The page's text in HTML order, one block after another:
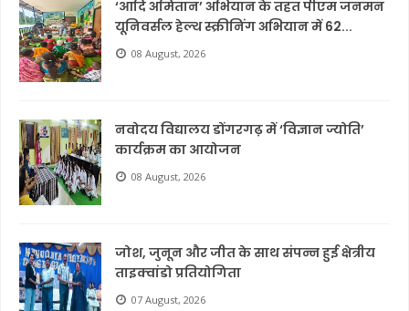
‘आदि अमितान’ अभियान के तहत पीएम जनमन
यूनिवर्सल हेल्थ स्क्रीनिंग अभियान में 62...
08 August, 2026
नवोदय विद्यालय डोंगरगढ़ में ‘विज्ञान ज्योति’
कार्यक्रम का आयोजन
08 August, 2026
जोश, जुनून और जीत के साथ संपन्न हुई क्षेत्रीय
ताइक्वांडो प्रतियोगिता
07 August, 2026